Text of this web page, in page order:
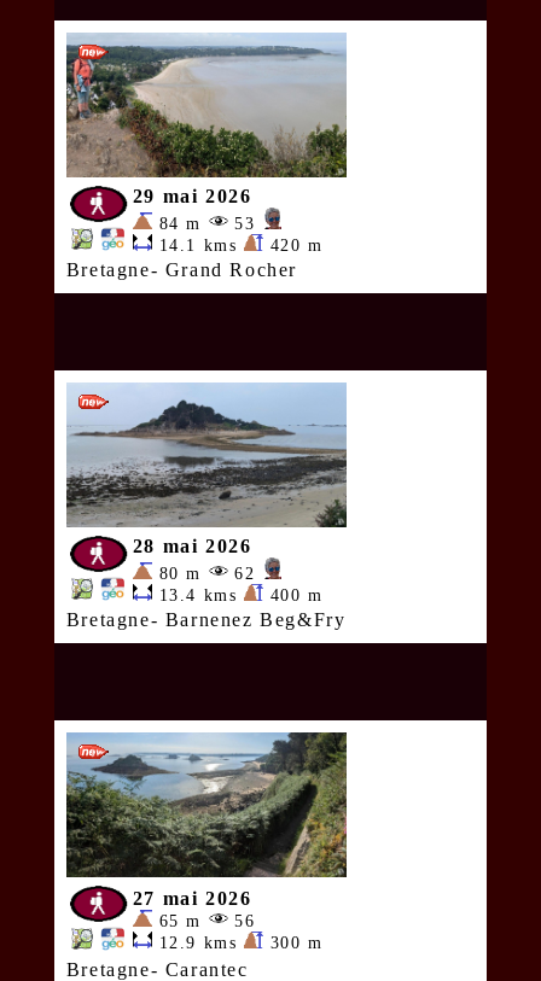
29 mai 2026
84 m
53
14.1 kms
420 m
Bretagne- Grand Rocher
28 mai 2026
80 m
62
13.4 kms
400 m
Bretagne- Barnenez Beg&Fry
27 mai 2026
65 m
56
12.9 kms
300 m
Bretagne- Carantec